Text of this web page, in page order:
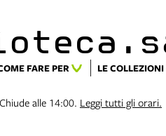
FARE PER LE COLLEZIONI
alle 14:00. Leggi tutti gli orari.